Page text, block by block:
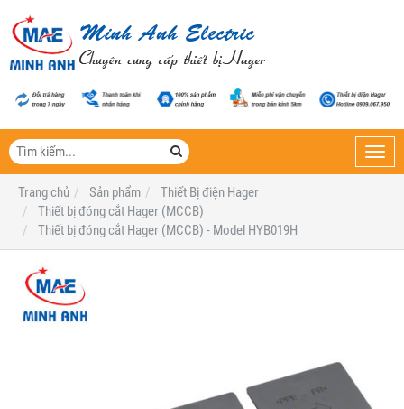
Trang chủ
Sản phẩm
Thiết Bị điện Hager
Thiết bị đóng cắt Hager (MCCB)
Thiết bị đóng cắt Hager (MCCB) - Model HYB019H